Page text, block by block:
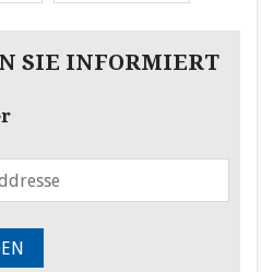
SIE INFORMIERT